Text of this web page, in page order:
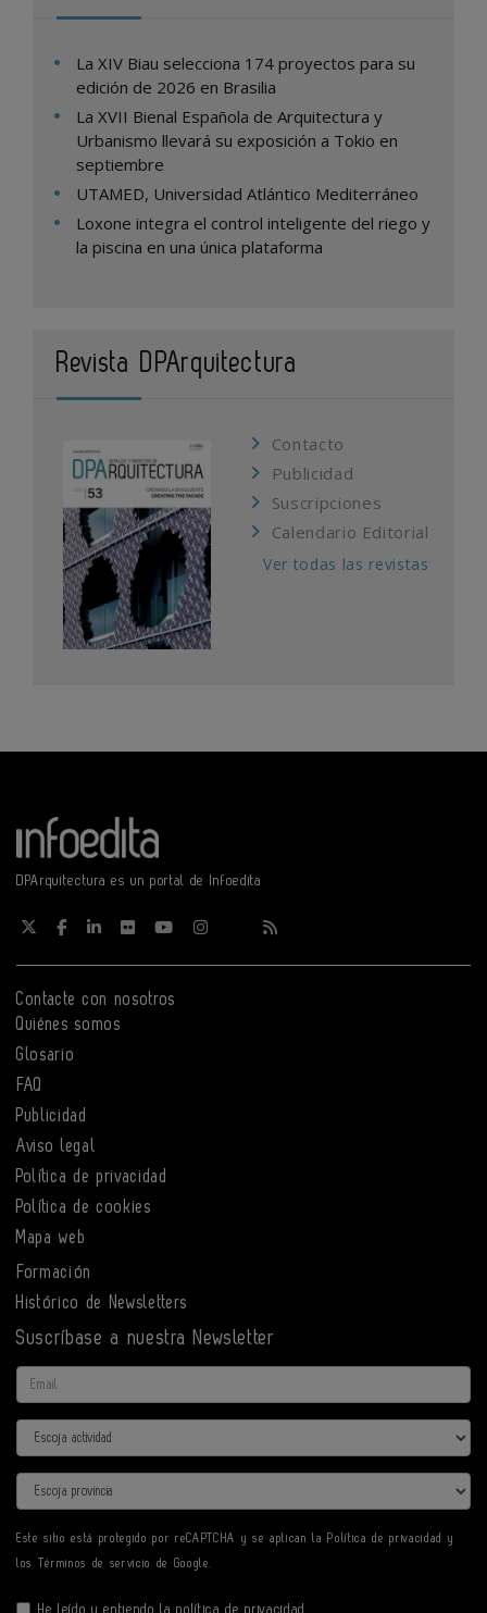
La XIV Biau selecciona 174 proyectos para su
edición de 2026 en Brasilia
La XVII Bienal Española de Arquitectura y
Urbanismo llevará su exposición a Tokio en
septiembre
UTAMED, Universidad Atlántico Mediterráneo
Loxone integra el control inteligente del riego y
la piscina en una única plataforma
Revista DPArquitectura
Contacto
Publicidad
Suscripciones
Calendario Editorial
Ver todas las revistas
DPArquitectura es un portal de Infoedita
Contacte con nosotros
Quiénes somos
Glosario
FAQ
Publicidad
Aviso legal
Política de privacidad
Política de cookies
Mapa web
Formación
Histórico de Newsletters
Suscríbase a nuestra Newsletter
Email
Actividad
Provincia
Este sitio está protegido por reCAPTCHA y se aplican la Política de privacidad y
los Términos de servicio de Google.
He leído y entiendo lapolítica de privacidad